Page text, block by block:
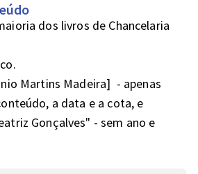
dos livros de Chancelaria
Martins Madeira]  - apenas
a data e a cota, e
Gonçalves" - sem ano e